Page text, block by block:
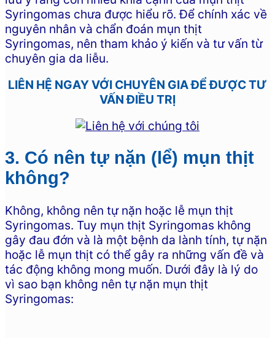
Syringomas chưa được hiểu rõ. Để chính xác về
nguyên nhân và chẩn đoán mụn thịt
Syringomas, nên tham khảo ý kiến và tư vấn từ
chuyên gia da liễu.
LIÊN HỆ NGAY VỚI CHUYÊN GIA ĐỂ ĐƯỢC TƯ
VẤN ĐIỀU TRỊ
3. Có nên tự nặn (lể) mụn thịt
không?
Không, không nên tự nặn hoặc lễ mụn thịt
Syringomas. Tuy mụn thịt Syringomas không
gây đau đớn và là một bệnh da lành tính, tự nặn
hoặc lễ mụn thịt có thể gây ra những vấn đề và
tác động không mong muốn. Dưới đây là lý do
vì sao bạn không nên tự nặn mụn thịt
Syringomas: